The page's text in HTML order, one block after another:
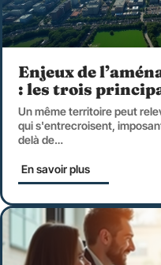
Enjeux de
: les trois
Un même territoire peut
qui s'entrecroisent,
delà de…
En savoir plus